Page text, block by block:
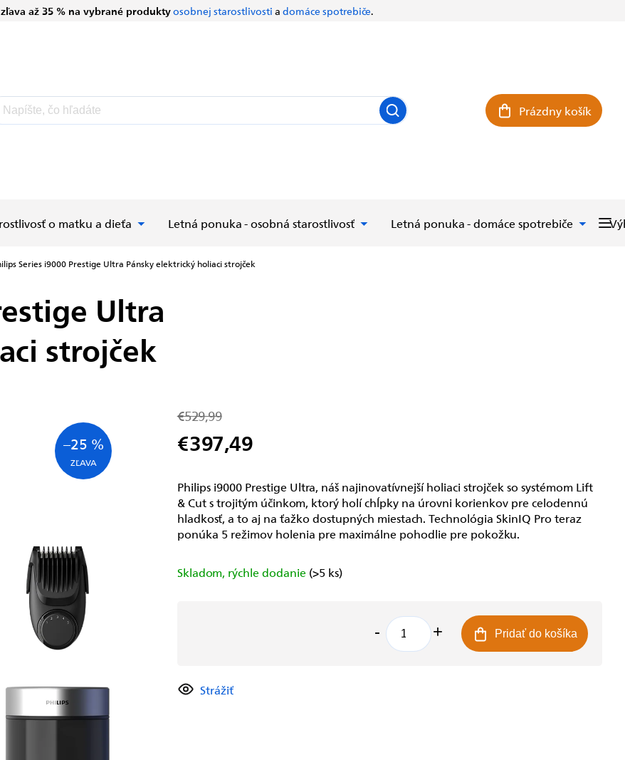
zľava až 35 % na vybrané produktyosobnej starostlivosti a domáce spotrebiče.
Nákupný košík
Prázdny košík
o matku a dieťa Letná ponuka - osobná starostlivosť Letná ponuka - domáce spotrebiče
Series i9000 Prestige Ultra Pánsky elektrický holiaci strojček
Ultra
strojček
–25 %
€529,99
€397,49
cena:
Skladom, rýchle dodanie (>5 ks)
Pridať do košíka
Philips i9000 Prestige Ultra, náš najinovatívnejší holiaci strojček so systémom Lift
& Cut s trojitým účinkom, ktorý holí chĺpky na úrovni korienkov pre celodennú
hladkosť, a to aj na ťažko dostupných miestach. Technológia SkinIQ Pro teraz
ponúka 5 režimov holenia pre maximálne pohodlie pre pokožku.
Strážiť